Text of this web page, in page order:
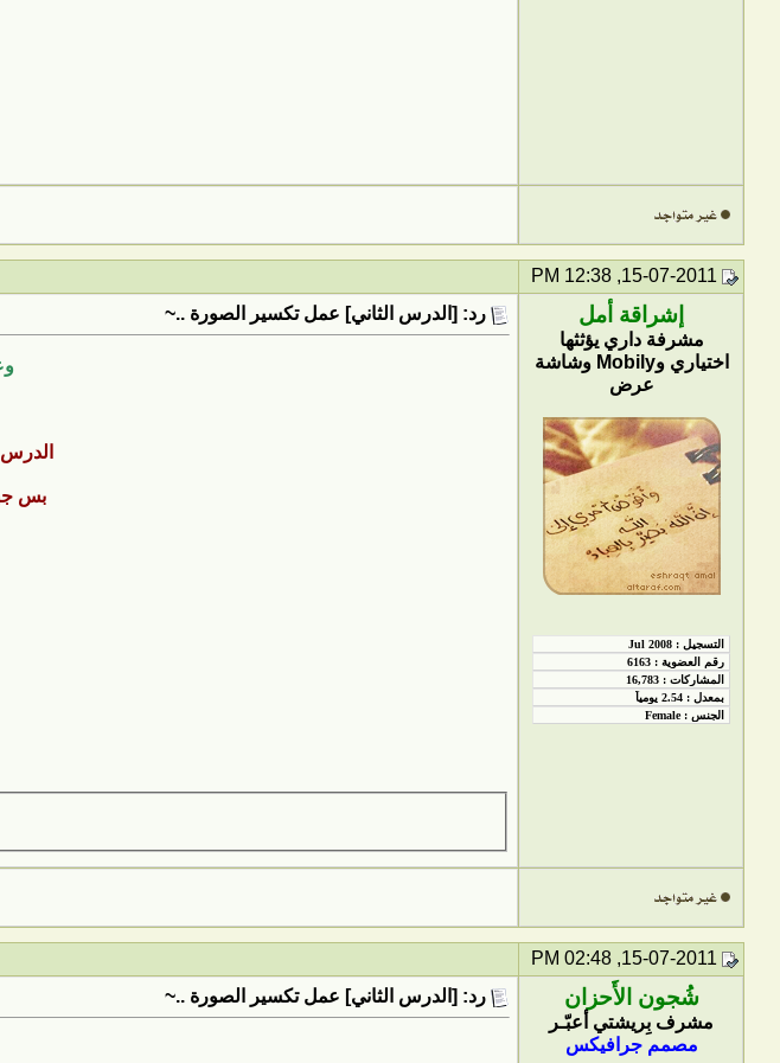
إشراقة أمل
مشرفة داري يؤثثها
اختياري وMobily وشاشة
عرض
رد: [الدرس الثاني] عمل تكسير الصورة ..~
بس
شُجون الأَحزان
مشرف بِريشتي أعبّـر
مصمم جرافيكس
رد: [الدرس الثاني] عمل تكسير الصورة ..~